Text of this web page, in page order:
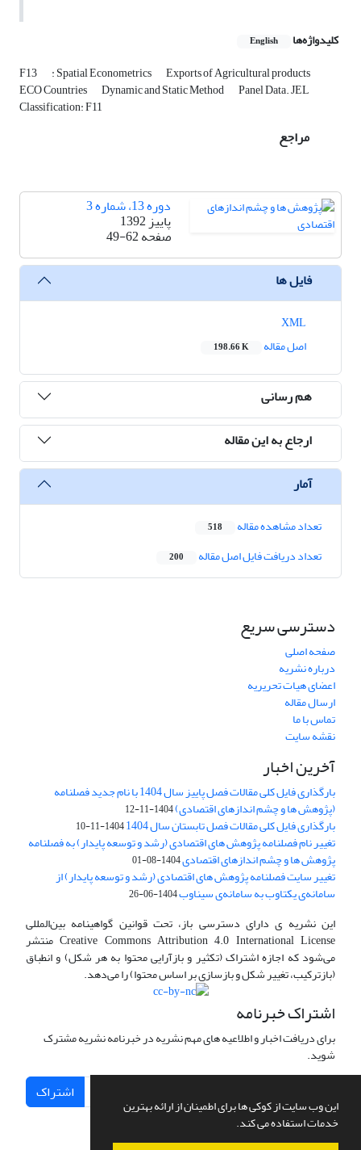
این وب سایت از کوکی ها برای اطمینان از ارائه بهترین
خدمات استفاده می کند.
کلیدواژه‌ها English
F13 : Spatial Econometrics Exports of Agricultural products
ECO Countries Dynamic and Static Method Panel Data. JEL
Classification: F11
مراجع
دوره 13، شماره 3
پاییز 1392
صفحه49-62
فایل ها
اصل مقاله
198.66 K
هم رسانی
ارجاع به این مقاله
آمار
تعداد مشاهده مقاله 518
تعداد دریافت فایل اصل مقاله 200
دسترسی سریع
صفحه اصلی
درباره نشریه
اعضای هیات تحریریه
ارسال مقاله
تماس با ما
نقشه سایت
آخرین اخبار
بارگذاری فایل کلی مقالات فصل پاییز سال 1404 با نام جدید فصلنامه
(پژوهش ها و چشم اندازهای اقتصادی)1404-11-12
بارگذاری فایل کلی مقالات فصل تابستان سال 1404 1404-11-10
تغییر نام فصلنامه پژوهش های اقتصادی (رشد و توسعه پایدار) به فصلنامه
پژوهش ها و چشم اندازهای اقتصادی1404-08-01
تغییر سایت فصلنامه پژوهش های اقتصادی (رشد و توسعه پایدار) از
سامانه‌ی یکتاوب به سامانه‌ی سیناوب1404-06-26
این نشریه ی دارای دسترسی باز، تحت قوانین گواهینامه بین‌المللی
Creative Commons Attribution 4.0 International License منتشر
می‌شود که اجازه اشتراک (تکثیر و بازآرایی محتوا به هر شکل) و انطباق
(بازترکیب، تغییر شکل و بازسازی بر اساس محتوا) را می‌دهد.
اشتراک خبرنامه
برای دریافت اخبار و اطلاعیه های مهم نشریه در خبرنامه نشریه مشترک
شوید.
اشتراک